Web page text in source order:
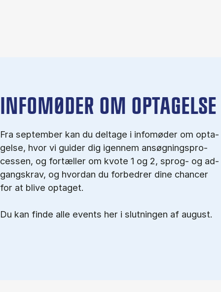
IN­FO­MØ­DER OM OP­TA­GEL­SE
Fra september kan du del­tage i in­fo­mø­der om op­ta­
gel­se, hvor vi gu­i­der dig igen­nem an­søg­nings­pro­
ces­sen, og for­tæl­ler om kvo­te 1 og 2, sprog- og ad­
gangs­krav, og hvordan du forbedrer dine chancer
for at blive optaget.
Du kan finde alle events her i slutningen af august.